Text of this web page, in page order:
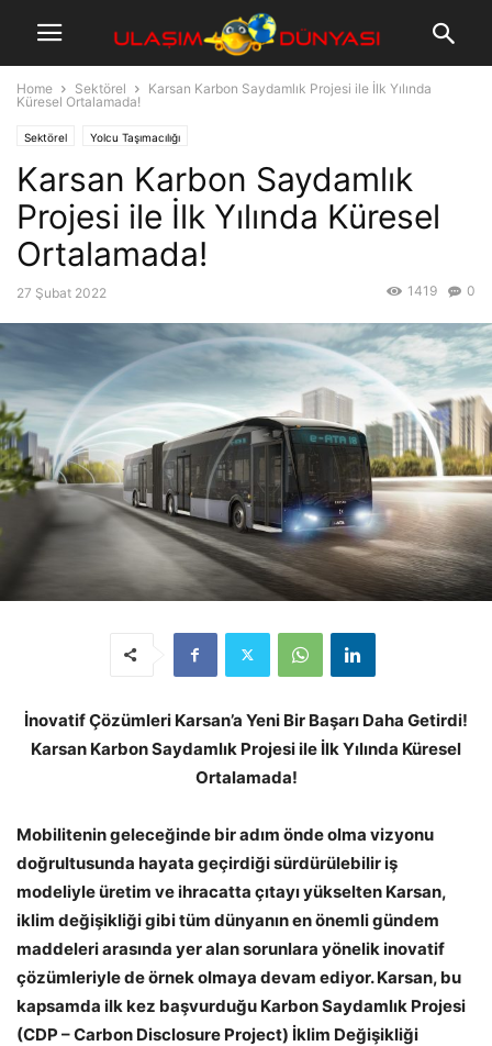
Home Sektörel
Karsan Karbon Saydamlık Projesi ile İlk Yılında
Küresel Ortalamada!
Sektörel Yolcu Taşımacılığı
Karsan Karbon Saydamlık
Projesi ile İlk Yılında Küresel
Ortalamada!
27 Şubat 2022 0
1419
İnovatif Çözümleri Karsan’a Yeni Bir Başarı Daha Getirdi!
Karsan Karbon Saydamlık Projesi ile İlk Yılında Küresel
Ortalamada!
Mobilitenin geleceğinde bir adım önde olma vizyonu
doğrultusunda hayata geçirdiği sürdürülebilir iş
modeliyle üretim ve ihracatta çıtayı yükselten Karsan,
iklim değişikliği gibi tüm dünyanın en önemli gündem
maddeleri arasında yer alan sorunlara yönelik inovatif
çözümleriyle de örnek olmaya devam ediyor. Karsan, bu
kapsamda ilk kez başvurduğu Karbon Saydamlık Projesi
(CDP – Carbon Disclosure Project) İklim Değişikliği